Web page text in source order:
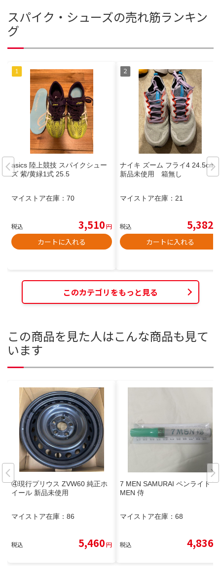
スパイク・シューズの売れ筋ランキン
グ
asics 陸上競技 スパイクシュー
ズ 紫/黄緑1式 25.5
マイストア在庫： 70
税込 3,510円
カートに入れる
ナイキ ズーム フライ4 24.5cm
新品未使用 箱無し
マイストア在庫： 21
税込 5,382
カートに入れる
このカテゴリをもっと見る
この商品を見た人はこんな商品も見て
います
④現行プリウス ZVW60 純正ホ
イール 新品未使用
マイストア在庫： 86
税込 5,460円
7 MEN SAMURAI ペンライト 7
MEN 侍
マイストア在庫： 68
税込 4,836